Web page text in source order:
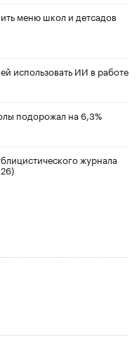
меню школ и детсадов
использовать ИИ в работе
подорожал на 6,3%
журнала